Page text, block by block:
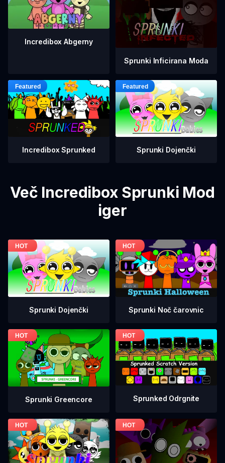
Incredibox Abgerny
Sprunki Inficirana Moda
Incredibox Sprunked Sprunki Dojenčki
Več Incredibox Sprunki Mod
iger
Sprunki Dojenčki Sprunki Noč čarovnic
Sprunki Greencore Sprunked Odrgnite